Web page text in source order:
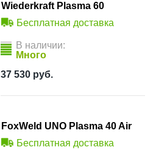
Wiederkraft Plasma 60
Бесплатная доставка
В наличии:
Много
37 530 руб.
FoxWeld UNO Plasma 40 Air
Бесплатная доставка